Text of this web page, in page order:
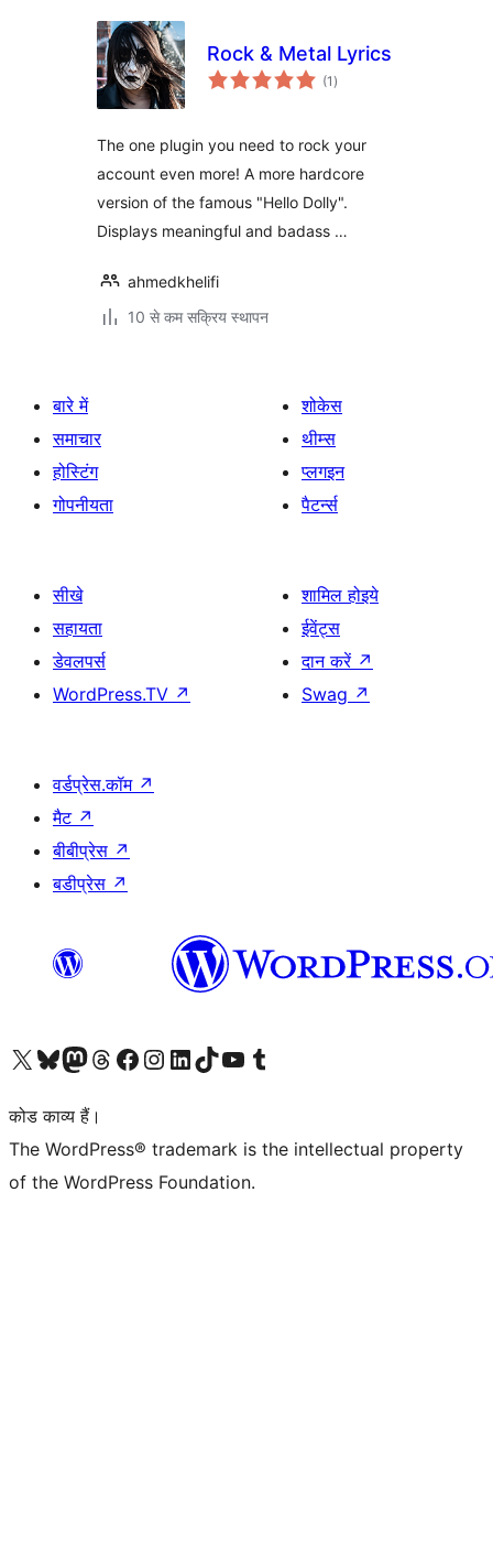
Rock & Metal Lyrics
(1 कुल
दर)
The one plugin you need to rock your
account even more! A more hardcore
version of the famous "Hello Dolly".
Displays meaningful and badass …
ahmedkhelifi
10 से कम सक्रिय स्थापन
बारे में
समाचार
होस्टिंग
गोपनीयता
शोकेस
थीम्स
प्लगइन
पैटर्न्स
सीखे
सहायता
डेवलपर्स
WordPress.TV ↗
शामिल होइये
ईवेंट्स
दान करें ↗
Swag ↗
वर्डप्रेस.कॉम ↗
मैट ↗
बीबीप्रेस ↗
बडीप्रेस ↗
Visit our X (formerly Twitter) account
हमारे बलुस्की खाते पर जाएँVisit our Mastodon account
हमारे थ्रेड्स अकाउंट पर जाएंहमारे फेसबुक पेज पर जाएँहमारे इंस्टाग्राम अकाउंट पर जाएंहमारे लिंक्डइन खाते पर जाएँहमारे टिकटॉक खाते पर जाएँहमारे यूट्यूब चैनल पर जाएंहमारे Tumblr खाते पर जाएँ
कोड काव्य हैं।
The WordPress® trademark is the intellectual property
of the WordPress Foundation.